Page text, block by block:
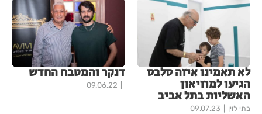
לא תאמינו איזה סלבס
הגיעו למוזיאון
האשליות בתל אביב
בתי לוין 09.07.23
דנקר והמטבח החדש
09.06.22